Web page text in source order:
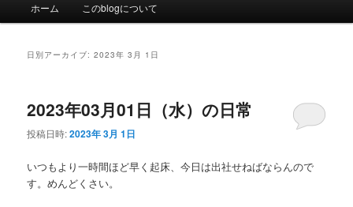
ホーム このblogについて
日別アーカイブ:2023年 3月 1日
2023年03月01日（水）の日常
投稿日時:2023年 3月 1日
いつもより一時間ほど早く起床、今日は出社せねばならんので
す。めんどくさい。